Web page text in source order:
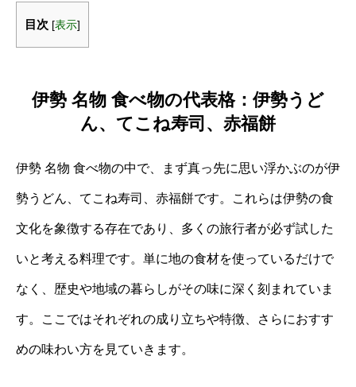
目次 [表示]
伊勢 名物 食べ物の代表格：伊勢うど
ん、てこね寿司、赤福餅
伊勢 名物 食べ物の中で、まず真っ先に思い浮かぶのが伊
勢うどん、てこね寿司、赤福餅です。これらは伊勢の食
文化を象徴する存在であり、多くの旅行者が必ず試した
いと考える料理です。単に地の食材を使っているだけで
なく、歴史や地域の暮らしがその味に深く刻まれていま
す。ここではそれぞれの成り立ちや特徴、さらにおすす
めの味わい方を見ていきます。